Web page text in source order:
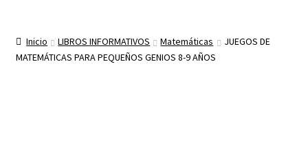
a
c
Inicio LIBROS INFORMATIVOS Matemáticas
JUEGOS DE
MATEMÁTICAS PARA PEQUEÑOS GENIOS 8-9 AÑOS